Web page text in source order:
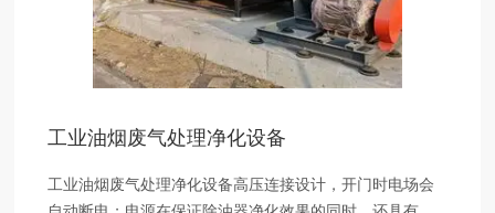
工业油烟废气处理净化设备
工业油烟废气处理净化设备高压连接设计，开门时电场会